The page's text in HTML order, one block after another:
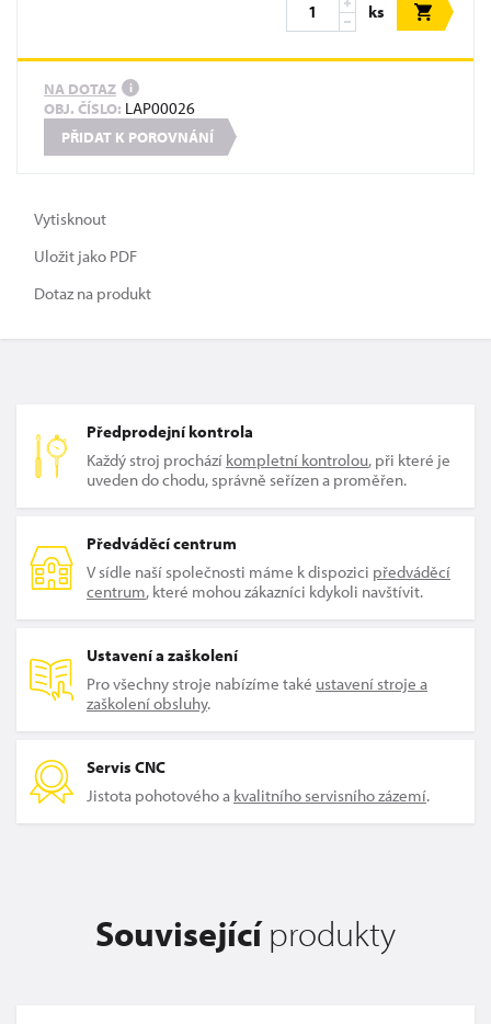
ks
NA DOTAZ i
OBJ. ČÍSLO: LAP00026
PŘIDAT K POROVNÁNÍ
Vytisknout
Uložit jako PDF
Dotaz na produkt
Předprodejní kontrola
Každý stroj prochází kompletní kontrolou, při které je
uveden do chodu, správně seřízen a proměřen.
Předváděcí centrum
V sídle naší společnosti máme k dispozici předváděcí
centrum, které mohou zákazníci kdykoli navštívit.
Ustavení a zaškolení
Pro všechny stroje nabízíme také ustavení stroje a
zaškolení obsluhy.
Servis CNC
Jistota pohotového a kvalitního servisního zázemí.
Souvisejícíprodukty